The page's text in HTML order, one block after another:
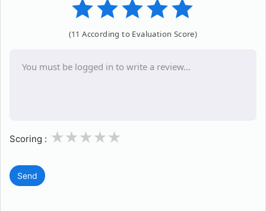
(11 According to Evaluation Score)
Scoring : 3
2
1
Send